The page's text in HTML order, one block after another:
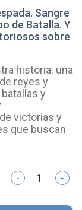
Sangre
de Batalla. Y
sobre
historia: una
reyes y
y
victorias y
que buscan
- +